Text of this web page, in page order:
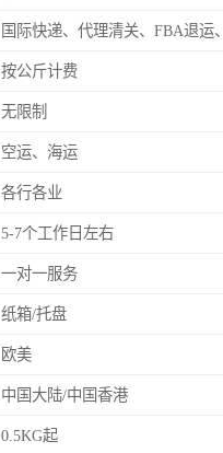
按公斤计费
无限制
空运、海运
各行各业
5-7个工作日左右
一对一服务
纸箱/托盘
欧美
中国大陆/中国香港
0.5KG起